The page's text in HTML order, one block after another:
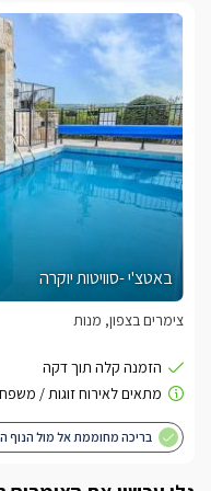
הנושקים לשפת הבריכה
כלול באירוח
וסבונים.
בחורף
תוכלו להנות גם מג'קוזי
חשוב לדעת
באטצ'י -סוויטות יוקרה
צימרים בצפון, מנות
בריכה מחוממת אל מול הנוף